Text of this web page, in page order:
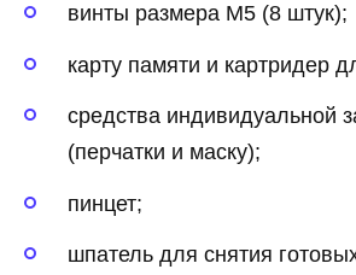
винты размера М5 (8 штук);
карту памяти и картридер
средства индивидуальной
(перчатки и маску);
пинцет;
шпатель для снятия